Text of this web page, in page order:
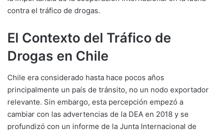
contra el tráfico de drogas.
El Contexto del Tráfico de
Drogas en Chile
Chile era considerado hasta hace pocos años
principalmente un país de tránsito, no un nodo exportador
relevante. Sin embargo, esta percepción empezó a
cambiar con las advertencias de la DEA en 2018 y se
profundizó con un informe de la Junta Internacional de